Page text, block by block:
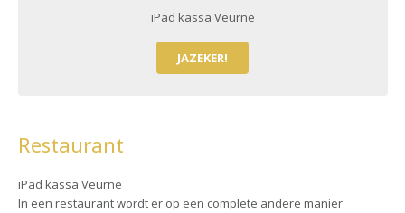
iPad kassa Veurne
JAZEKER!
Restaurant
iPad kassa Veurne
In een restaurant wordt er op een complete andere manier